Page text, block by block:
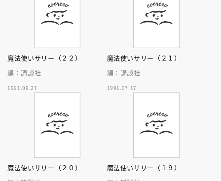
魔法使いサリー（２２）
編：講談社
1991.09.27
魔法使いサリー（２１）
編：講談社
1991.07.17
魔法使いサリー（２０）
魔法使いサリー（１９）